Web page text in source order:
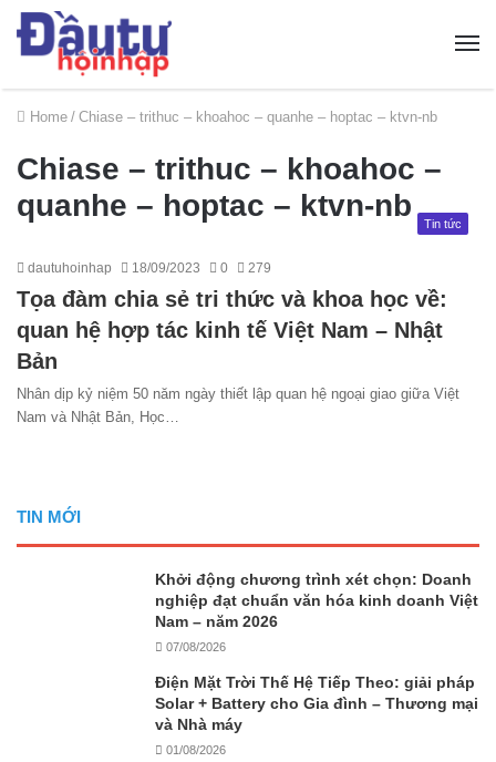
Home / Chiase – trithuc – khoahoc – quanhe – hoptac – ktvn-nb
Chiase – trithuc – khoahoc –
quanhe – hoptac – ktvn-nb
Tin tức
dautuhoinhap 18/09/2023 0 279
Tọa đàm chia sẻ tri thức và khoa học về:
quan hệ hợp tác kinh tế Việt Nam – Nhật
Bản
Nhân dịp kỷ niệm 50 năm ngày thiết lập quan hệ ngoại giao giữa Việt
Nam và Nhật Bản, Học…
TIN MỚI
Khởi động chương trình xét chọn: Doanh
nghiệp đạt chuẩn văn hóa kinh doanh Việt
Nam – năm 2026
07/08/2026
Điện Mặt Trời Thế Hệ Tiếp Theo: giải pháp
Solar + Battery cho Gia đình – Thương mại
và Nhà máy
01/08/2026